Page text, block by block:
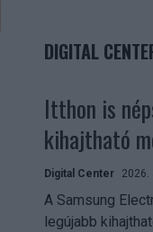
DIGITAL
Itthon is
kihajtható
Digital Center 2026.
A Samsung
legújabb